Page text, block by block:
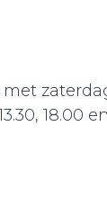
zaterdag
18.00